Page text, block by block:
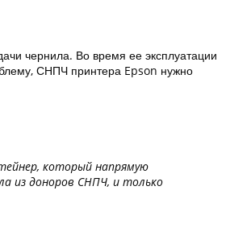
чернила. Во время ее эксплуатации
СНПЧ принтера Epson нужно
который напрямую
из доноров СНПЧ, и только